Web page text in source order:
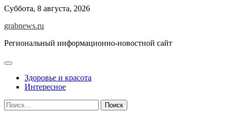
Skip
content
Суббота, 8 августа, 2026
grabnews.ru
Региональный информационно-новостной сайт
Здоровье и красота
Интересное
Найти: